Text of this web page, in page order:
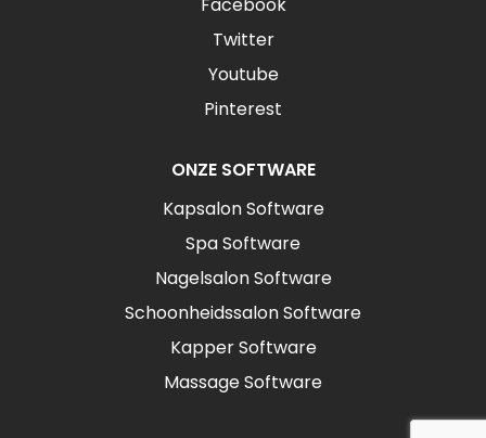
Twitter
Youtube
Pinterest
ONZE SOFTWARE
Kapsalon Software
Spa Software
Nagelsalon Software
Schoonheidssalon Software
Kapper Software
Massage Software